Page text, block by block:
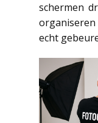
schermen
organiseren
echt